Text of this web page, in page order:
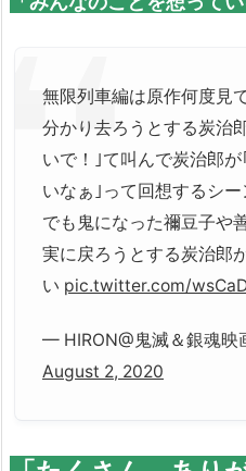
無限列車編は原作何度見
分かり去ろうとする炭治
いで！｣て叫んで炭治郎
いなぁ｣って回想するシ
でも鬼になった禰豆子や
実に戻ろうとする炭治郎
い pic.twitter.com/
— HIRON@鬼滅＆銀魂映
August 2, 2020